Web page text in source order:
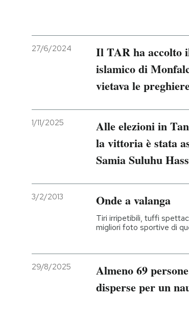
27/6/2024
Il TAR ha accolto
islamico di
vietava le
1/11/2025
Alle elezioni in
la vittoria è stata
Samia Suluhu
3/2/2013 Onde a valanga
Tiri irripetibili, tuffi
migliori foto sportive di
29/8/2025
Almeno 69
disperse per un